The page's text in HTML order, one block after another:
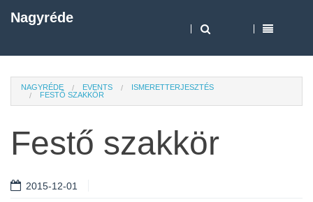
Nagyréde
NAGYRÉDE EVENTS
ISMERETTERJESZTÉS
FESTŐ SZAKKÖR
Festő szakkör
2015-12-01